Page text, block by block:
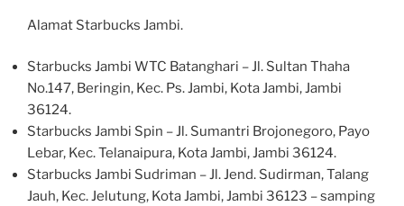
Alamat Starbucks Jambi.
Starbucks Jambi WTC Batanghari – Jl. Sultan Thaha
No.147, Beringin, Kec. Ps. Jambi, Kota Jambi, Jambi
36124.
Starbucks Jambi Spin – Jl. Sumantri Brojonegoro, Payo
Lebar, Kec. Telanaipura, Kota Jambi, Jambi 36124.
Starbucks Jambi Sudriman – Jl. Jend. Sudirman, Talang
Jauh, Kec. Jelutung, Kota Jambi, Jambi 36123 – samping